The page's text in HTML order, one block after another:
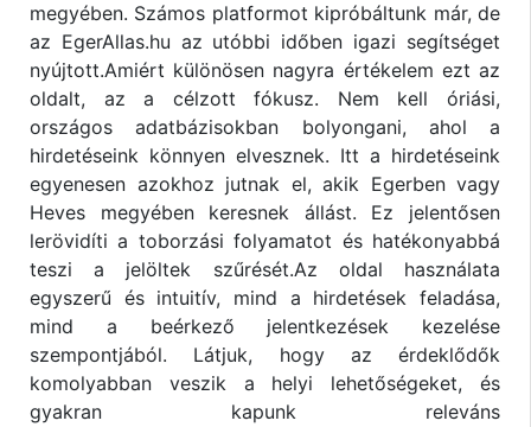
megyében. Számos platformot kipróbáltunk már, de
az EgerAllas.hu az utóbbi időben igazi segítséget
nyújtott.Amiért különösen nagyra értékelem ezt az
oldalt, az a célzott fókusz. Nem kell óriási,
országos adatbázisokban bolyongani, ahol a
hirdetéseink könnyen elvesznek. Itt a hirdetéseink
egyenesen azokhoz jutnak el, akik Egerben vagy
Heves megyében keresnek állást. Ez jelentősen
lerövidíti a toborzási folyamatot és hatékonyabbá
teszi a jelöltek szűrését.Az oldal használata
egyszerű és intuitív, mind a hirdetések feladása,
mind a beérkező jelentkezések kezelése
szempontjából. Látjuk, hogy az érdeklődők
komolyabban veszik a helyi lehetőségeket, és
gyakran kapunk releváns